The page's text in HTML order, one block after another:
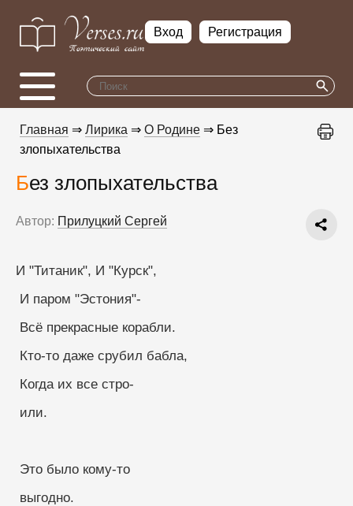
Вход Регистрация
Главная ⇒ Лирика ⇒ О Родине ⇒ Без
злопыхательства
Без злопыхательства
Автор: Прилуцкий Сергей
И "Титаник", И "Курск",
И паром "Эстония"-
Всё прекрасные корабли.
Кто-то даже срубил бабла,
Когда их все стро-
или.
Это было кому-то
выгодно.